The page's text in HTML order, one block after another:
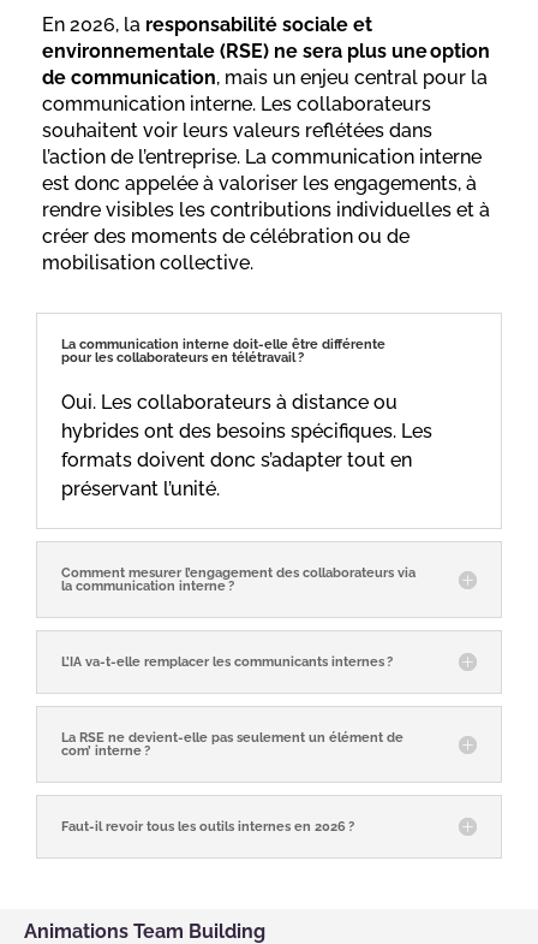
En 2026, la responsabilité sociale et
environnementale (RSE) ne sera plus une option
de communication, mais un enjeu central pour la
communication interne. Les collaborateurs
souhaitent voir leurs valeurs reflétées dans
l’action de l’entreprise. La communication interne
est donc appelée à valoriser les engagements, à
rendre visibles les contributions individuelles et à
créer des moments de célébration ou de
mobilisation collective.
La communication interne doit-elle être différente
pour les collaborateurs en télétravail ?
Oui. Les collaborateurs à distance ou
hybrides ont des besoins spécifiques. Les
formats doivent donc s’adapter tout en
préservant l’unité.
Comment mesurer l’engagement des collaborateurs via
la communication interne ?
L’IA va‑t‑elle remplacer les communicants internes ?
La RSE ne devient‑elle pas seulement un élément de
com’ interne ?
Faut‑il revoir tous les outils internes en 2026 ?
Animations Team Building